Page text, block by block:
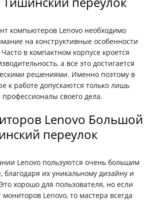
компьютеров Lenovo необходимо
на конструктивные особенности
в компактном корпусе кроется
а все это достигается
решениями. Именно поэтому в
к работе допускаются только лишь
своего дела.
Lenovo Большой
переулок
Lenovo пользуются очень большим
их уникальному дизайну и
хорошо для пользователя, но если
Lenovo, то мастера всегда